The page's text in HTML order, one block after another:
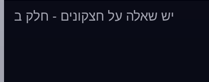
יש שאלה על חצקונים - חלק ב